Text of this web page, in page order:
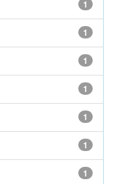
1
1
1
1
1
1
1